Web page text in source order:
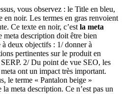
vous observez : le Title en bleu,
en noir. Les termes en gras renvoient
Ce texte en noir, c’est la meta
meta description doit être bien
deux objectifs : 1/ donner à
pertinentes sur le produit en
2/ Du point de vue SEO, les
ont un impact très important.
le terme « Pantalon beige »
meta description. Ce n’est pas un